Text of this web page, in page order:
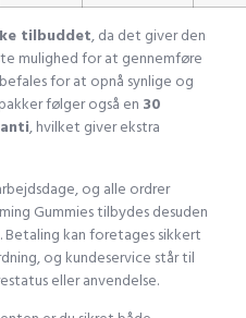
tilbuddet, da det giver den
mulighed for at gennemføre
for at opnå synlige og
følger også en 30
, hvilket giver ekstra
og alle ordrer
Gummies tilbydes desuden
Betaling kan foretages sikkert
og kundeservice står til
eller anvendelse.